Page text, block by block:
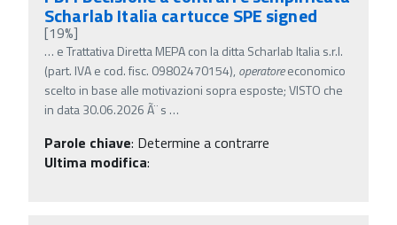
Scharlab Italia cartucce SPE signed
[19%]
… e Trattativa Diretta MEPA con la ditta Scharlab Italia s.r.l.
(part. IVA e cod. fisc. 09802470154), operatoreeconomico
scelto in base alle motivazioni sopra esposte; VISTO che
in data 30.06.2026 Ã¨ s …
Parole chiave: Determine a contrarre
Ultima modifica: